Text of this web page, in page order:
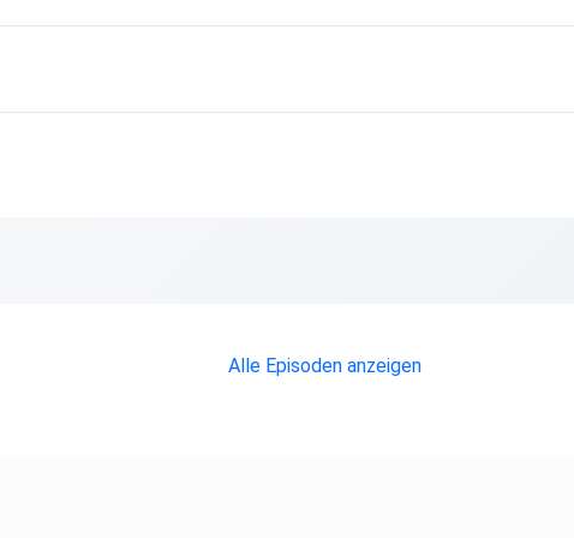
Alle Episoden anzeigen